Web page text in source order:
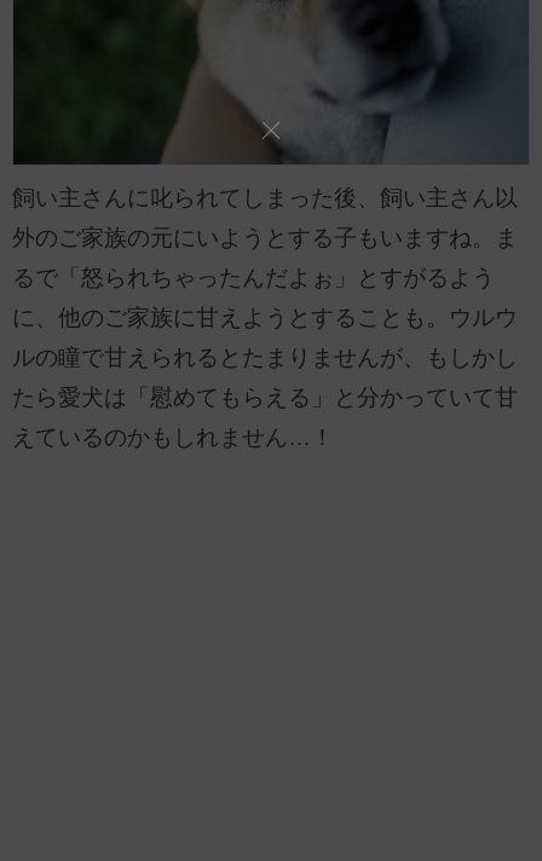
飼い主さんに叱られてしまった後、飼い主さん以
外のご家族の元にいようとする子もいますね。ま
るで「怒られちゃったんだよぉ」とすがるよう
に、他のご家族に甘えようとすることも。ウルウ
ルの瞳で甘えられるとたまりませんが、もしかし
たら愛犬は「慰めてもらえる」と分かっていて甘
えているのかもしれません…！